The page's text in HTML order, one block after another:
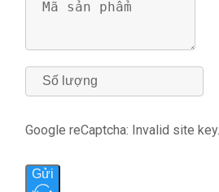
Google reCaptcha: Invalid site key.
Gửi